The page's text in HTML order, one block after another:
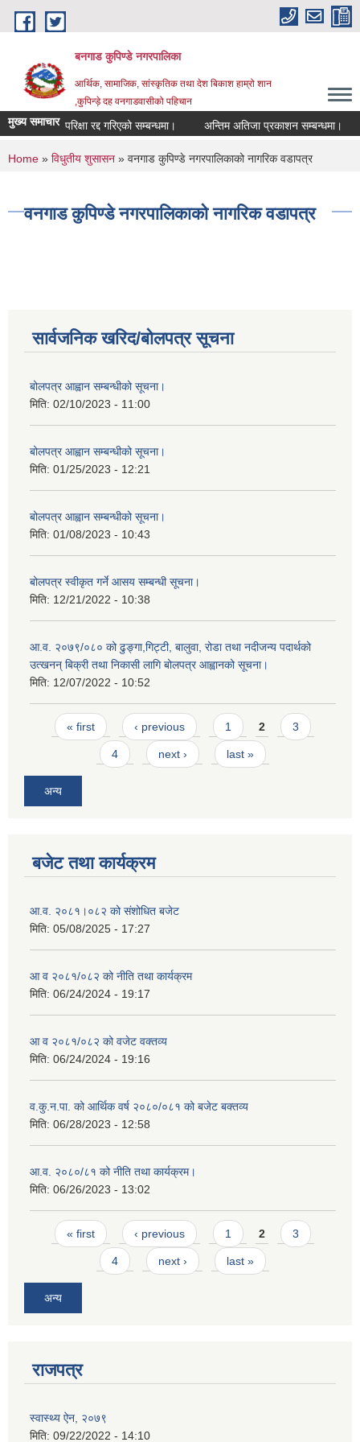
Skip to main content
बनगाड कुपिण्डे नगरपालिका
आर्थिक, सामाजिक, सांस्कृतिक तथा देश बिकाश हाम्रो शान
,कुपिन्ड़े दह वनगाडवासीको पहिचान
मुख्य समाचारपरिक्षा रद्द गरिएको सम्बन्धमा। अन्तिम अतिजा प्रकाशन सम्बन्धमा।
You are here
Home » विधुतीय शुसासन » वनगाड कुपिण्डे नगरपालिकाको नागरिक वडापत्र
वनगाड कुपिण्डे नगरपालिकाको नागरिक वडापत्र
सार्वजनिक खरिद/बोलपत्र सूचना
बोलपत्र आह्वान सम्बन्धीको सूचना।
मिति: 02/10/2023 - 11:00
बोलपत्र आह्वान सम्बन्धीको सूचना।
मिति: 01/25/2023 - 12:21
बोलपत्र आह्वान सम्बन्धीको सूचना।
मिति: 01/08/2023 - 10:43
बोलपत्र स्वीकृत गर्ने आसय सम्बन्धी सूचना।
मिति: 12/21/2022 - 10:38
आ.व. २०७९/०८० को ढुङ्गा,गिट्टी, बालुवा, रोडा तथा नदीजन्य पदार्थको
उत्खनन् बिक्री तथा निकासी लागि बोलपत्र आह्वानको सूचना।
मिति: 12/07/2022 - 10:52
Pages
« first ‹ previous 1 2 3
4 next › last »
अन्य
बजेट तथा कार्यक्रम
आ.व. २०८१।०८२ को संशोधित बजेट
मिति: 05/08/2025 - 17:27
आ व २०८१/०८२ को नीति तथा कार्यक्रम
मिति: 06/24/2024 - 19:17
आ व २०८१/०८२ को वजेट वक्तव्य
मिति: 06/24/2024 - 19:16
व.कु.न.पा. को आर्थिक वर्ष २०८०/०८१ को बजेट बक्तव्य
मिति: 06/28/2023 - 12:58
आ.व. २०८०/८१ को नीति तथा कार्यक्रम।
मिति: 06/26/2023 - 13:02
Pages
« first ‹ previous 1 2 3
4 next › last »
अन्य
राजपत्र
स्वास्थ्य ऐन, २०७९
मिति: 09/22/2022 - 14:10